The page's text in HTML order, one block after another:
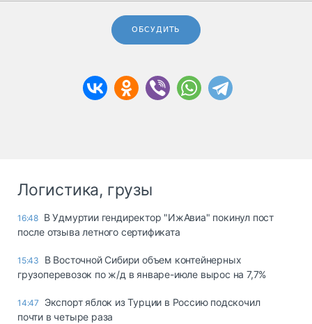
ОБСУДИТЬ
Логистика, грузы
16:48 В Удмуртии гендиректор "ИжАвиа" покинул пост
после отзыва летного сертификата
15:43
В Восточной Сибири объем контейнерных
грузоперевозок по ж/д в январе-июле вырос на 7,7%
14:47
Экспорт яблок из Турции в Россию подскочил
почти в четыре раза